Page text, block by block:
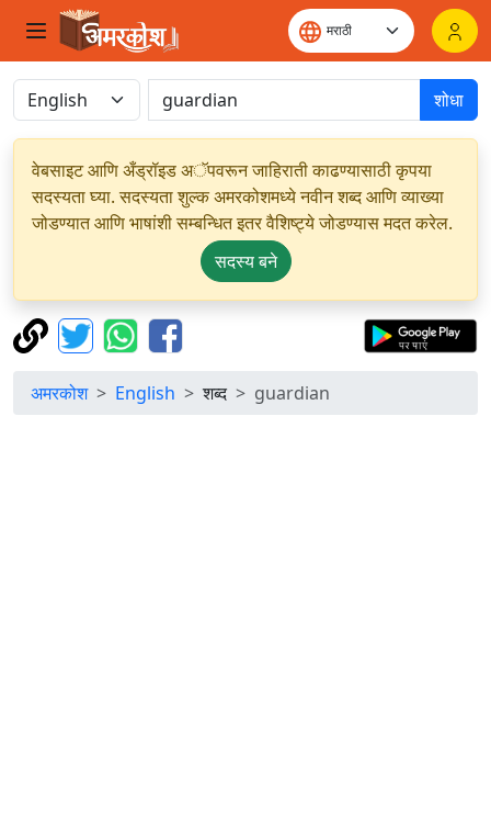
शोधा
वेबसाइट आणि अँड्रॉइड अॅपवरून जाहिराती काढण्यासाठी कृपया
सदस्यता घ्या. सदस्यता शुल्क अमरकोशमध्ये नवीन शब्द आणि व्याख्या
जोडण्यात आणि भाषांशी सम्बन्धित इतर वैशिष्ट्ये जोडण्यास मदत करेल.
सदस्य बने
अमरकोश English शब्द guardian